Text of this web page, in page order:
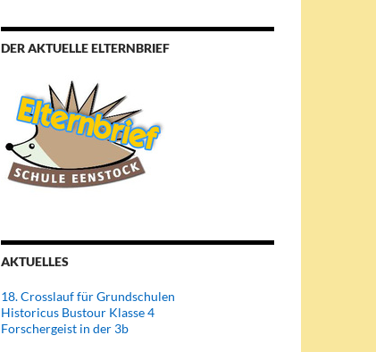
DER AKTUELLE ELTERNBRIEF
AKTUELLES
18. Crosslauf für Grundschulen
Historicus Bustour Klasse 4
Forschergeist in der 3b